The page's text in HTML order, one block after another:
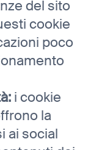
del sito
cookie
poco
i cookie
la
ai social